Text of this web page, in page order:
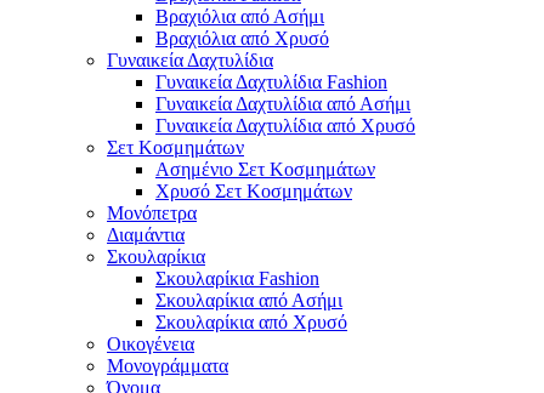
Βραχιόλια από Ασήμι
Βραχιόλια από Χρυσό
Γυναικεία Δαχτυλίδια
Γυναικεία Δαχτυλίδια Fashion
Γυναικεία Δαχτυλίδια από Ασήμι
Γυναικεία Δαχτυλίδια από Χρυσό
Σετ Κοσμημάτων
Ασημένιο Σετ Κοσμημάτων
Χρυσό Σετ Κοσμημάτων
Μονόπετρα
Διαμάντια
Σκουλαρίκια
Σκουλαρίκια Fashion
Σκουλαρίκια από Ασήμι
Σκουλαρίκια από Χρυσό
Οικογένεια
Μονογράμματα
Όνομα